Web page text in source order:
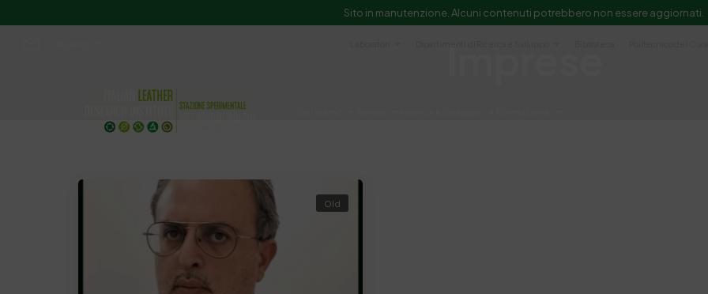
Sito in manutenzione. Alcuni contenuti potrebbero non essere aggiornati.
Old